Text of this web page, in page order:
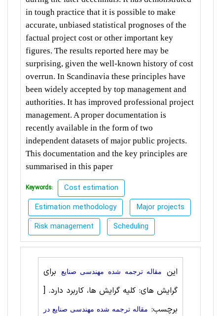
in tough practice that it is possible to make
accurate, unbiased statistical prognoses of the
factual project cost or other important key
figures. The results reported here may be
surprising, given the well-known history of cost
overrun. In Scandinavia these principles have
been widely accepted by top management and
authorities. It has improved professional project
management. A proper documentation is
recently available in the form of two
independent datasets of major public projects.
This documentation and the key principles are
summarised in this paper
Keywords:
Cost estimation
Estimation methodology
Major projects
Risk management
Scheduling
این مقاله ترجمه شده مهندسی صنايع
برای
گرایش های: کلیه گرایش ها، کاربرد دارد. [
برچسب: مقاله ترجمه شده مهندسی صنايع در